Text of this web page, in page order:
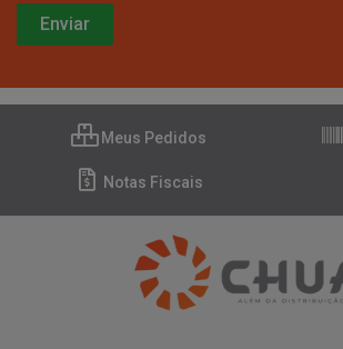
Meus Pedidos
Notas Fiscais